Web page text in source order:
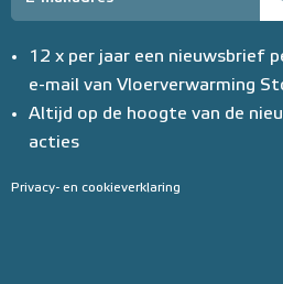
12 x per jaar een nieuwsbrief
e-mail van Vloerverwarming
Altijd op de hoogte van de
acties
Privacy- en cookieverklaring